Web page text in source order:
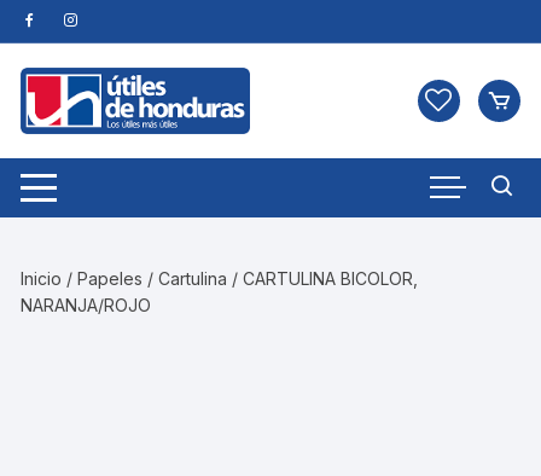
Skip
to
content
Inicio /Papeles /Cartulina / CARTULINA BICOLOR,
NARANJA/ROJO